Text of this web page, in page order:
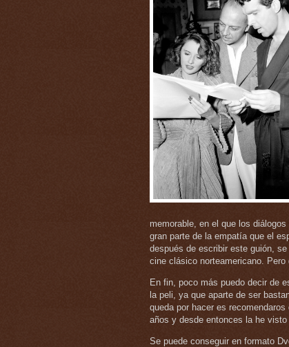
memorable, en el que los
gran parte de la empatía que el
después de escribir este guión,
cine clásico norteamericano. Pero
En fin, poco más puedo decir de
la peli, ya que aparte de ser
queda por hacer es
años y desde entonces la he
Se puede conseguir en formato